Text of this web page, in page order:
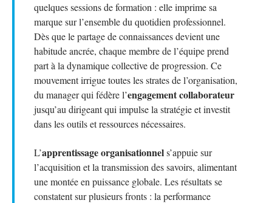
quelques sessions de formation : elle imprime sa
marque sur l’ensemble du quotidien professionnel.
Dès que le partage de connaissances devient une
habitude ancrée, chaque membre de l’équipe prend
part à la dynamique collective de progression. Ce
mouvement irrigue toutes les strates de l’organisation,
du manager qui fédère l’engagement collaborateur
jusqu’au dirigeant qui impulse la stratégie et investit
dans les outils et ressources nécessaires.
L’apprentissage organisationnels’appuie sur
l’acquisition et la transmission des savoirs, alimentant
une montée en puissance globale. Les résultats se
constatent sur plusieurs fronts : la performance